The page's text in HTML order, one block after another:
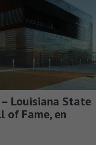
Louisiana State
of Fame, en